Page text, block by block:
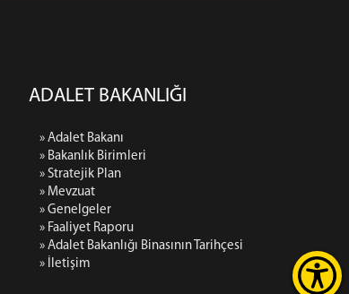
ADALET BAKANLIĞI
» Adalet Bakanı
» Bakanlık Birimleri
» Stratejik Plan
» Mevzuat
» Genelgeler
» Faaliyet Raporu
» Adalet Bakanlığı Binasının Tarihçesi
» İletişim